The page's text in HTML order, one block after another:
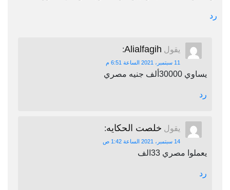
رد
يقول Alialfagih
:
11 سبتمبر، 2021 الساعة 6:51 م
يساوي 30000ألف جنيه مصري
رد
يقول خلصت الحكايه:
14 سبتمبر، 2021 الساعة 1:42 ص
يعملوا مصري 33الف
رد